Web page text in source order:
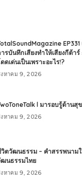
EP331
รบันทึกเสียงทำให้เสียงกีต้า
ดเด่นเป็นเพราะอะไร!?
หาคม 9, 2026
l มารอบรู้ด้านสุ
หาคม 9, 2026
ตวัฒนธรรม – คำสรรพนาม
นธรรมไทย
หาคม 9, 2026